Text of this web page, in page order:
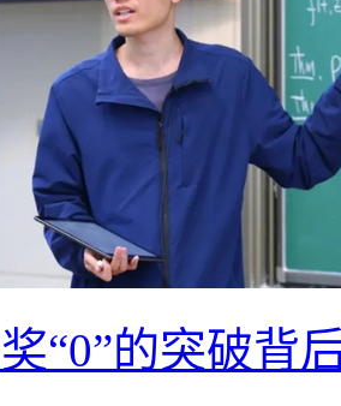
“0”的突破背